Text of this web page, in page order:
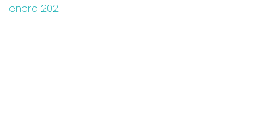
enero 2021